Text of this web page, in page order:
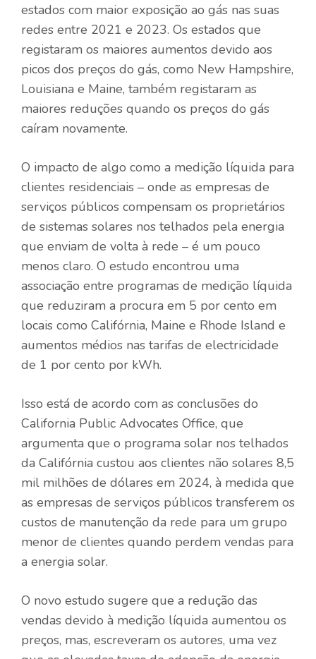
estados com maior exposição ao gás nas suas
redes entre 2021 e 2023. Os estados que
registaram os maiores aumentos devido aos
picos dos preços do gás, como New Hampshire,
Louisiana e Maine, também registaram as
maiores reduções quando os preços do gás
caíram novamente.
O impacto de algo como a medição líquida para
clientes residenciais – onde as empresas de
serviços públicos compensam os proprietários
de sistemas solares nos telhados pela energia
que enviam de volta à rede – é um pouco
menos claro. O estudo encontrou uma
associação entre programas de medição líquida
que reduziram a procura em 5 por cento em
locais como Califórnia, Maine e Rhode Island e
aumentos médios nas tarifas de electricidade
de 1 por cento por kWh.
Isso está de acordo com as conclusões do
California Public Advocates Office, que
argumenta que o programa solar nos telhados
da Califórnia custou aos clientes não solares 8,5
mil milhões de dólares em 2024, à medida que
as empresas de serviços públicos transferem os
custos de manutenção da rede para um grupo
menor de clientes quando perdem vendas para
a energia solar.
O novo estudo sugere que a redução das
vendas devido à medição líquida aumentou os
preços, mas, escreveram os autores, uma vez